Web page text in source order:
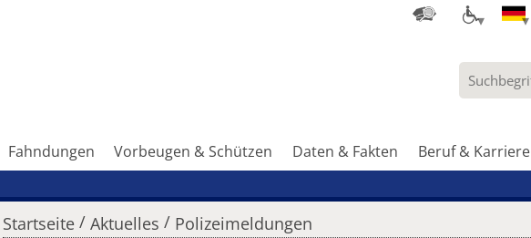
Fahndungen Vorbeugen & Schützen Daten & Fakten Beruf & Karriere
Startseite / Aktuelles / Polizeimeldungen